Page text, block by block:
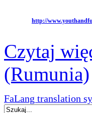
http://
Czytaj
(Rumunia)
FaLang translation